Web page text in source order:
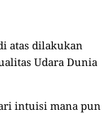
atas dilakukan
Udara Dunia
intuisi mana pun